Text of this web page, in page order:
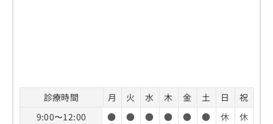
診療時間 月 火 水 木 金 土 日
祝
9:00〜12:00
● ● ● ● ● ● 休
休